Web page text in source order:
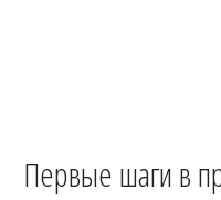
Первые шаги в